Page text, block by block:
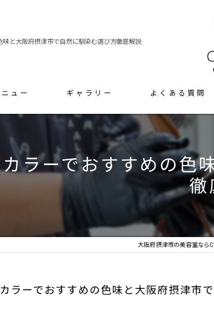
味と大阪府摂津市で自然に馴染む選び方徹底解説
ュー ギャラリー
スタッフ
よくある質問
ラーでおすすめの色
徹
大阪府摂津市の美容室なら
ラーでおすすめの色味と大阪府摂津市